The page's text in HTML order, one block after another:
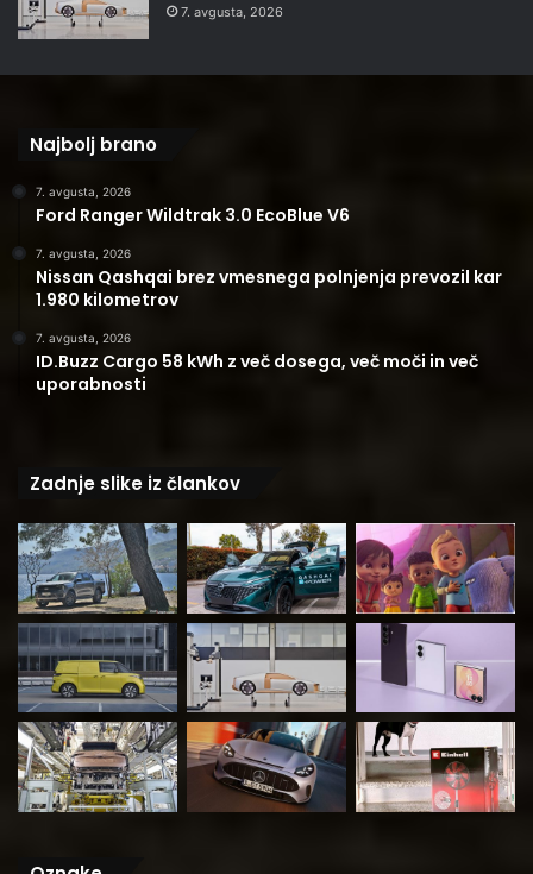
7. avgusta, 2026
Najbolj brano
7. avgusta, 2026
Ford Ranger Wildtrak 3.0 EcoBlue V6
7. avgusta, 2026
Nissan Qashqai brez vmesnega polnjenja prevozil kar
1.980 kilometrov
7. avgusta, 2026
ID.Buzz Cargo 58 kWh z več dosega, več moči in več
uporabnosti
Zadnje slike iz člankov